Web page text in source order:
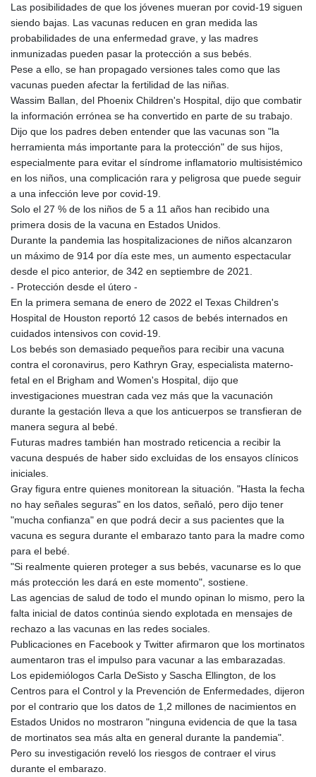
HNL 30.895616
HRK 7.536622
HTG 150.718127
HUF 363.096405
IDR 20580.370421
ILS 3.468234
IMP 0.8566
INR 110.076256
IQD 1509.981237
IRR
1590322.371805
ISK 142.598215
JEP 0.8566
JMD 183.057725
JOD 0.819746
JPY 182.445186
KES 149.158147
KGS 101.104505
KMF 492.514185
KRW 1627.712241
KWD 0.356853
KYD 0.960588
KZT 540.233287
LAK 26025.676609
LBP
103223.017367
LRD 208.057415
LSL 18.726567
LVL 0.699335
LYD 7.331909
MAD 10.743067
MDL 20.044751
MKD 61.524236
MMK 2427.596601
MNT 4159.0218
MOP 9.314584
MRU 46.338424
MUR 54.419742
MVR 17.862733
MWK 1998.775164
MXN 19.811945
MYR 4.728715
MZN 73.882892
NAD 18.726567
NGN 1577.963717
Las posibilidades de que los jóvenes mueran por covid-19 siguen
siendo bajas. Las vacunas reducen en gran medida las
probabilidades de una enfermedad grave, y las madres
inmunizadas pueden pasar la protección a sus bebés.
Pese a ello, se han propagado versiones tales como que las
vacunas pueden afectar la fertilidad de las niñas.
Wassim Ballan, del Phoenix Children's Hospital, dijo que combatir
la información errónea se ha convertido en parte de su trabajo.
Dijo que los padres deben entender que las vacunas son "la
herramienta más importante para la protección" de sus hijos,
especialmente para evitar el síndrome inflamatorio multisistémico
en los niños, una complicación rara y peligrosa que puede seguir
a una infección leve por covid-19.
Solo el 27 % de los niños de 5 a 11 años han recibido una
primera dosis de la vacuna en Estados Unidos.
Durante la pandemia las hospitalizaciones de niños alcanzaron
un máximo de 914 por día este mes, un aumento espectacular
desde el pico anterior, de 342 en septiembre de 2021.
- Protección desde el útero -
En la primera semana de enero de 2022 el Texas Children's
Hospital de Houston reportó 12 casos de bebés internados en
cuidados intensivos con covid-19.
Los bebés son demasiado pequeños para recibir una vacuna
contra el coronavirus, pero Kathryn Gray, especialista materno-
fetal en el Brigham and Women's Hospital, dijo que
investigaciones muestran cada vez más que la vacunación
durante la gestación lleva a que los anticuerpos se transfieran de
manera segura al bebé.
Futuras madres también han mostrado reticencia a recibir la
vacuna después de haber sido excluidas de los ensayos clínicos
iniciales.
Gray figura entre quienes monitorean la situación. "Hasta la fecha
no hay señales seguras" en los datos, señaló, pero dijo tener
"mucha confianza" en que podrá decir a sus pacientes que la
vacuna es segura durante el embarazo tanto para la madre como
para el bebé.
"Si realmente quieren proteger a sus bebés, vacunarse es lo que
más protección les dará en este momento", sostiene.
Las agencias de salud de todo el mundo opinan lo mismo, pero la
falta inicial de datos continúa siendo explotada en mensajes de
rechazo a las vacunas en las redes sociales.
Publicaciones en Facebook y Twitter afirmaron que los mortinatos
aumentaron tras el impulso para vacunar a las embarazadas.
Los epidemiólogos Carla DeSisto y Sascha Ellington, de los
Centros para el Control y la Prevención de Enfermedades, dijeron
por el contrario que los datos de 1,2 millones de nacimientos en
Estados Unidos no mostraron "ninguna evidencia de que la tasa
de mortinatos sea más alta en general durante la pandemia".
Pero su investigación reveló los riesgos de contraer el virus
durante el embarazo.